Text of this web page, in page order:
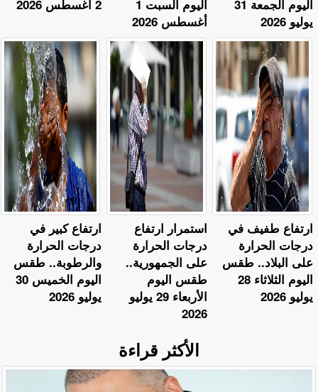
2 أغسطس 2026
اليوم السبت 1
أغسطس 2026
اليوم الجمعة 31
يوليو 2026
ارتفاع كبير في
درجات الحرارة
والرطوبة.. طقس
اليوم الخميس 30
يوليو 2026
استمرار ارتفاع
درجات الحرارة
على الجمهورية..
طقس اليوم
الأربعاء 29 يوليو
2026
​ارتفاع طفيف في
درجات الحرارة
على البلاد.. طقس
اليوم الثلاثاء 28
يوليو 2026
الأكثر قراءة